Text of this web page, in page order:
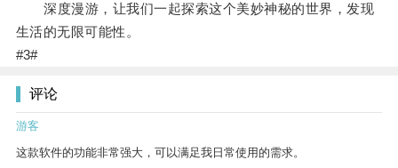
深度漫游，让我们一起探索这个美妙神秘的世界，发现
生活的无限可能性。
#3#
评论
游客
这款软件的功能非常强大，可以满足我日常使用的需求。